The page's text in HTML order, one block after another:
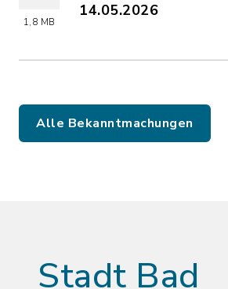
1,8 MB
14.05.2026
Alle Bekanntmachungen
Stadt Bad